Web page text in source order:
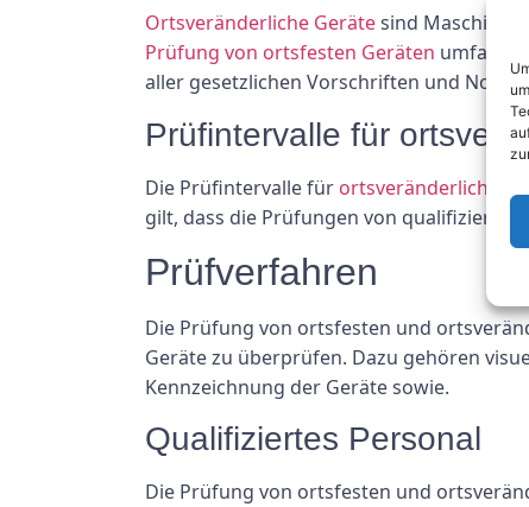
Ortsveränderliche Gerätesind
Prüfung von ortsfesten Geräten umfasst
aller gesetzlichen Vorschriften und
Prüfintervalle für
Die Prüfintervalle für ortsveränderliche
gilt, dass die Prüfungen von
Prüfverfahren
Die Prüfung von ortsfesten und
Geräte zu überprüfen. Dazu gehören
Kennzeichnung der Geräte sowie.
Qualifiziertes Personal
Die Prüfung von ortsfesten und